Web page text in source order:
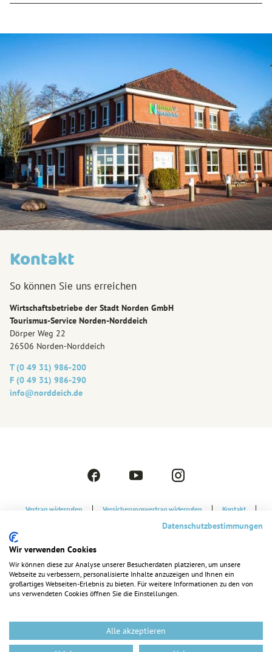
Kontakt
So können Sie uns erreichen
Wirtschaftsbetriebe der Stadt Norden GmbH
Tourismus-Service Norden-Norddeich
Dörper Weg 22
26506 Norden-Norddeich
T (0 49 31) 986-200
F (0 49 31) 986-290
info@‎norddeich.de
F
o
k
Y
t
I
t
a
a
m
Vertrag widerrufen Versicherungsvertrag widerrufen
Kontakt
Datenschutzerklärung
Datenschutzbestimmungen
Wir verwenden Cookies
Wir können diese zur Analyse unserer Besucherdaten platzieren, um unsere
Webseite zu verbessern, personalisierte Inhalte anzuzeigen und Ihnen ein
großartiges Webseiten-Erlebnis zu bieten. Für weitere Informationen zu den von
uns verwendeten Cookies öffnen Sie die Einstellungen.
Alle akzeptieren